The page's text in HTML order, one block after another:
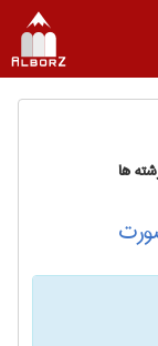
ها